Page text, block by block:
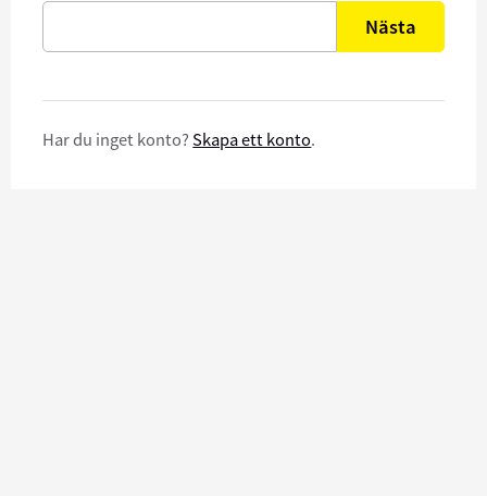
Nästa
Har du inget konto? Skapa ett konto.